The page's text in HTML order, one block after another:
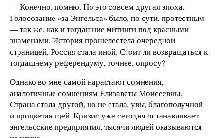
— Конечно, помню. Но это совсем другая эпоха.
Голосование «за Энгельса» было, по сути, протестным
— так же, как и тогдашние митинги под красными
знаменами. История прошелестела очередной
страницей, Россия стала иной. Стоит ли возвращаться к
тогдашнему референдуму, точнее, опросу?
Однако во мне самой нарастают сомнения,
аналогичные сомнениям Елизаветы Моисеевны.
Страна стала другой, но не стала, увы, благополучной
и процветающей. Кризис уже сегодня останавливает
энгельсские предприятия, тысячи людей оказываются